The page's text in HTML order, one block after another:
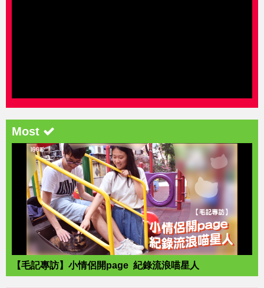
Most
【毛記專訪】小情侶開page 紀錄流浪喵星人